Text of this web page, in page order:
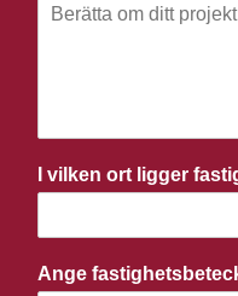
I vilken ort ligger
Ange